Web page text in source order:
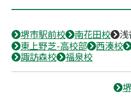
堺市駅前校 南花田校 浅
東上野芝-高校部
西湊校
諏訪森校
福泉校